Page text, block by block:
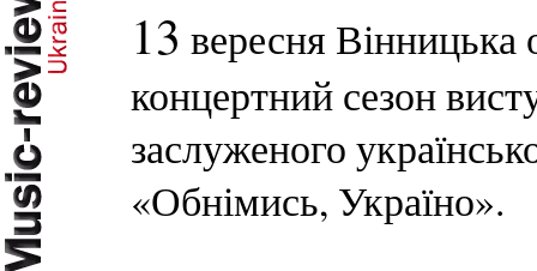
13 вересня Вінницька
концертний сезон
заслуженого
«Обнімись, Україно».